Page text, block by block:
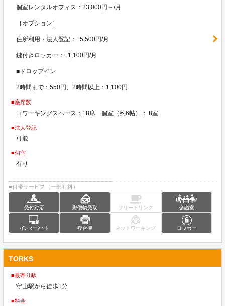
個室レンタルオフィス：23,000円～/月
［オプション］
住所利用・法人登記：+5,500円/月
鍵付きロッカー：+1,100円/月
■ドロップイン
2時間まで：550円、2時間以上：1,100円
■座席数
コワーキングスペース：18席 個室（約6帖）： 8室
■法人登記
可能
■個室
有り
■付帯サービス（一部有料）
受付対応 郵便物受取 フリードリンク 会議室
インターネット 複合機 ネットワーキング ロッカー
TORKS
■最寄り駅
守山駅から徒歩1分
■料金